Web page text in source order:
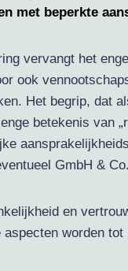
met beperkte
vervangt het
ook
Het begrip, dat
betekenis van
GmbH &
en
worden